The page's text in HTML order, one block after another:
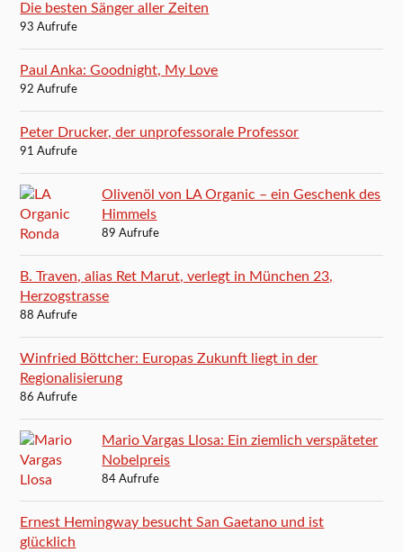
Die besten Sänger aller Zeiten
93 Aufrufe
Paul Anka: Goodnight, My Love
92 Aufrufe
Peter Drucker, der unprofessorale Professor
91 Aufrufe
Olivenöl von LA Organic – ein Geschenk des
Himmels
89 Aufrufe
B. Traven, alias Ret Marut, verlegt in München 23,
Herzogstrasse
88 Aufrufe
Winfried Böttcher: Europas Zukunft liegt in der
Regionalisierung
86 Aufrufe
Mario Vargas Llosa: Ein ziemlich verspäteter
Nobelpreis
84 Aufrufe
Ernest Hemingway besucht San Gaetano und ist
glücklich